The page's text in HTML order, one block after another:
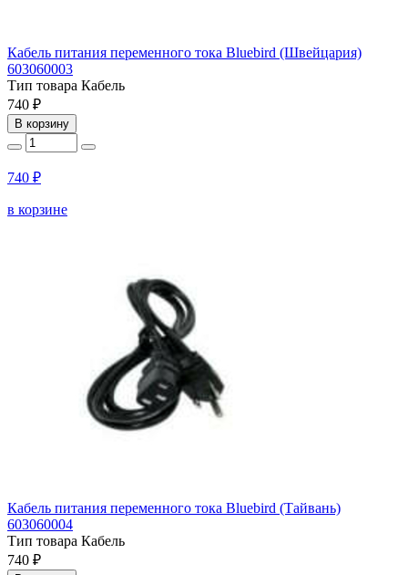
Кабель питания переменного тока Bluebird (Швейцария)
603060003
Тип товара Кабель
740 ₽
В корзину
740 ₽
в корзине
Кабель питания переменного тока Bluebird (Тайвань)
603060004
Тип товара Кабель
740 ₽